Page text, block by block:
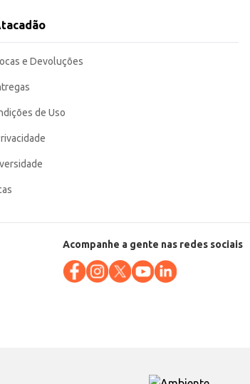
e Devoluções
de Uso
Acompanhe a gente nas redes sociais